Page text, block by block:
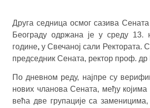
Друга седница осмог сазива
Београду одржана је у среду 13.
године,у Свечаној сали Ректората.
председник Сената, ректор проф.
По дневном реду, најпре су
нових чланова Сената, међу којима
већа две групације са